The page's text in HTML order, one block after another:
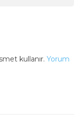
kullanır. Yorum